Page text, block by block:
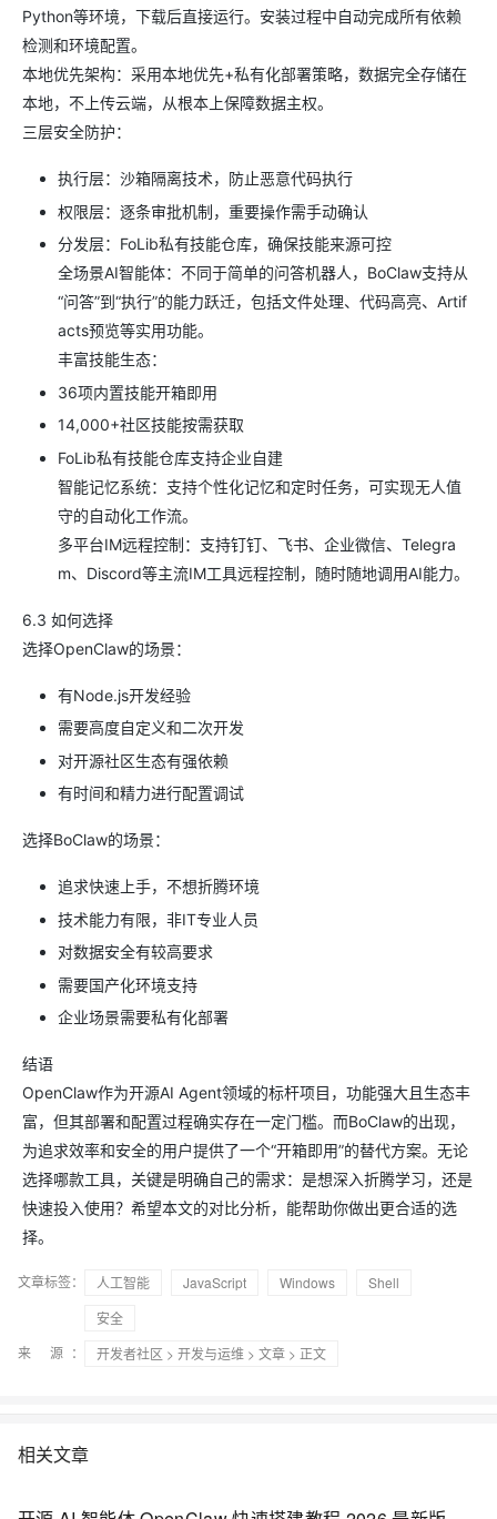
Python等环境，下载后直接运行。安装过程中自动完成所有依赖
检测和环境配置。
本地优先架构：采用本地优先+私有化部署策略，数据完全存储在
本地，不上传云端，从根本上保障数据主权。
三层安全防护：
执行层：沙箱隔离技术，防止恶意代码执行
权限层：逐条审批机制，重要操作需手动确认
分发层：FoLib私有技能仓库，确保技能来源可控
全场景AI智能体：不同于简单的问答机器人，BoClaw支持从
“问答”到“执行”的能力跃迁，包括文件处理、代码高亮、Artif
acts预览等实用功能。
丰富技能生态：
36项内置技能开箱即用
14,000+社区技能按需获取
FoLib私有技能仓库支持企业自建
智能记忆系统：支持个性化记忆和定时任务，可实现无人值
守的自动化工作流。
多平台IM远程控制：支持钉钉、飞书、企业微信、Telegra
m、Discord等主流IM工具远程控制，随时随地调用AI能力。
6.3 如何选择
选择OpenClaw的场景：
有Node.js开发经验
需要高度自定义和二次开发
对开源社区生态有强依赖
有时间和精力进行配置调试
选择BoClaw的场景：
追求快速上手，不想折腾环境
技术能力有限，非IT专业人员
对数据安全有较高要求
需要国产化环境支持
企业场景需要私有化部署
结语
OpenClaw作为开源AI Agent领域的标杆项目，功能强大且生态丰
富，但其部署和配置过程确实存在一定门槛。而BoClaw的出现，
为追求效率和安全的用户提供了一个“开箱即用”的替代方案。无论
选择哪款工具，关键是明确自己的需求：是想深入折腾学习，还是
快速投入使用？希望本文的对比分析，能帮助你做出更合适的选
择。
文章标签： 人工智能 JavaScript Windows
Shell
安全
来 源：
开发者社区 > 开发与运维 > 文章 > 正文
相关文章